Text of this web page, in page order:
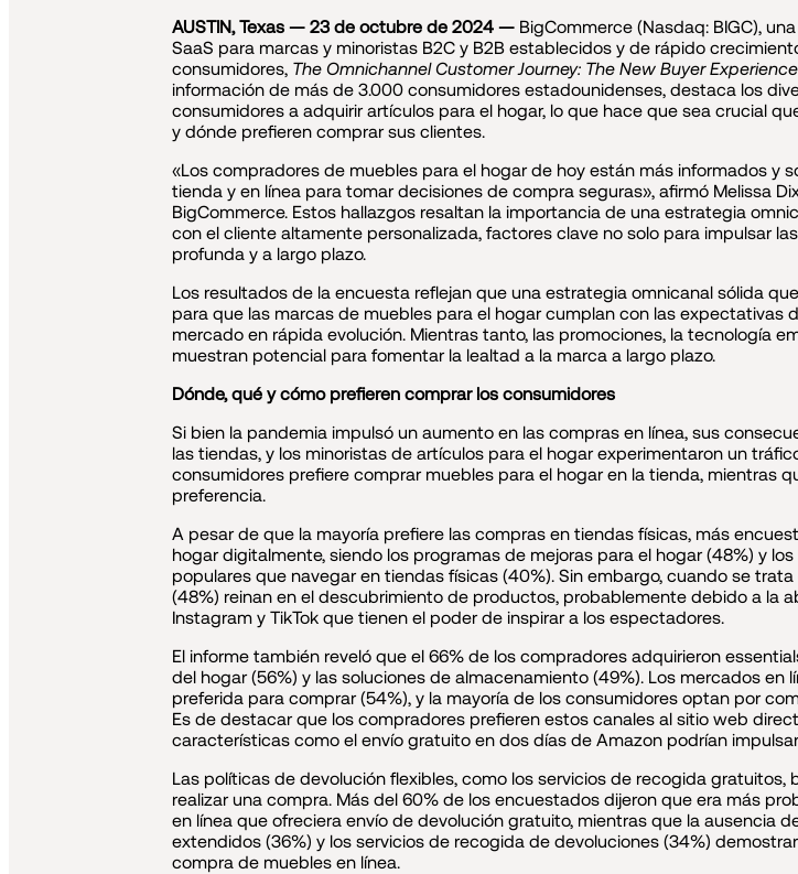
AUSTIN, Texas — 23 de octubre de 2024 — BigCommerce (Nasdaq: BIGC),
SaaS para marcas y minoristas B2C y B2B establecidos y de rápido
consumidores, The Omnichannel Customer Journey: The New Buyer
información de más de 3.000 consumidores estadounidenses, destaca los
consumidores a adquirir artículos para el hogar, lo que hace que sea crucial
y dónde prefieren comprar sus clientes.
«Los compradores de muebles para el hogar de hoy están más informados y
tienda y en línea para tomar decisiones de compra seguras», afirmó Melissa
BigCommerce. Estos hallazgos resaltan la importancia de una estrategia
con el cliente altamente personalizada, factores clave no solo para impulsar
profunda y a largo plazo.
Los resultados de la encuesta reflejan que una estrategia omnicanal sólida
para que las marcas de muebles para el hogar cumplan con las expectativas
mercado en rápida evolución. Mientras tanto, las promociones, la tecnología
muestran potencial para fomentar la lealtad a la marca a largo plazo.
Dónde, qué y cómo prefieren comprar los consumidores
Si bien la pandemia impulsó un aumento en las compras en línea, sus
las tiendas, y los minoristas de artículos para el hogar experimentaron un
consumidores prefiere comprar muebles para el hogar en la tienda, mientras
preferencia.
A pesar de que la mayoría prefiere las compras en tiendas físicas, más
hogar digitalmente, siendo los programas de mejoras para el hogar (48%) y
populares que navegar en tiendas físicas (40%). Sin embargo, cuando se
(48%) reinan en el descubrimiento de productos, probablemente debido a la
Instagram y TikTok que tienen el poder de inspirar a los espectadores.
El informe también reveló que el 66% de los compradores adquirieron
del hogar (56%) y las soluciones de almacenamiento (49%). Los mercados
preferida para comprar (54%), y la mayoría de los consumidores optan por
Es de destacar que los compradores prefieren estos canales al sitio web
características como el envío gratuito en dos días de Amazon podrían
Las políticas de devolución flexibles, como los servicios de recogida
realizar una compra. Más del 60% de los encuestados dijeron que era más
en línea que ofreciera envío de devolución gratuito, mientras que la ausencia
extendidos (36%) y los servicios de recogida de devoluciones (34%)
compra de muebles en línea.